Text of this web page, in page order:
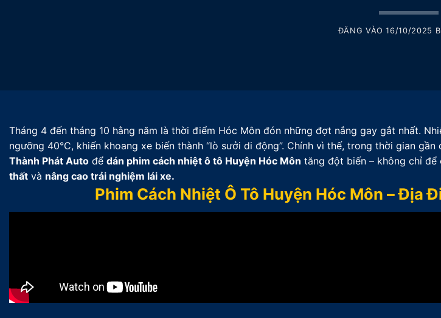
ĐĂNG VÀO16/10/2025
Tháng 4 đến tháng 10 hằng năm là thời điểm Hóc Môn đón những đợt nắng gay gắt nhất.
ngưỡng 40°C, khiến khoang xe biến thành “lò sưởi di động”. Chính vì thế, trong thời gian
Thành Phát Auto để dán phim cách nhiệt ô tô Huyện Hóc Môn tăng đột biến – không chỉ để
thất và nâng cao trải nghiệm lái xe.
Phim Cách Nhiệt Ô Tô Huyện Hóc Môn – Địa